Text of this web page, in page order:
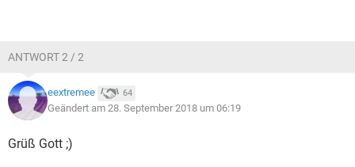
ANTWORT 2 / 2
eextremee 64
Geändert am 28. September 2018 um 06:19
Grüß Gott ;)